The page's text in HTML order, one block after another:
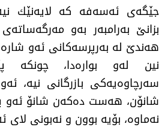
جێگەی ئەسەفە كە لایەنێك
بزانێ‌ بەرامبەر بەو
هەندێ‌ لە بەرپرسەكانی ئەو
نین لەو بوارەدا، چونكە
سەرچاوەیەكی بازرگانی نیە،
شانۆن، هەست دەكەن شانۆ ئەو
نەماوە، بۆیە بوون و نەبونی